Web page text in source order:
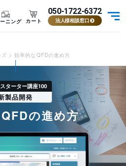
ニング カート
050-1722-6372
法人様相談窓口
ズ >効率的なQFDの進め方
ターター講座100
製品開発
の進め方